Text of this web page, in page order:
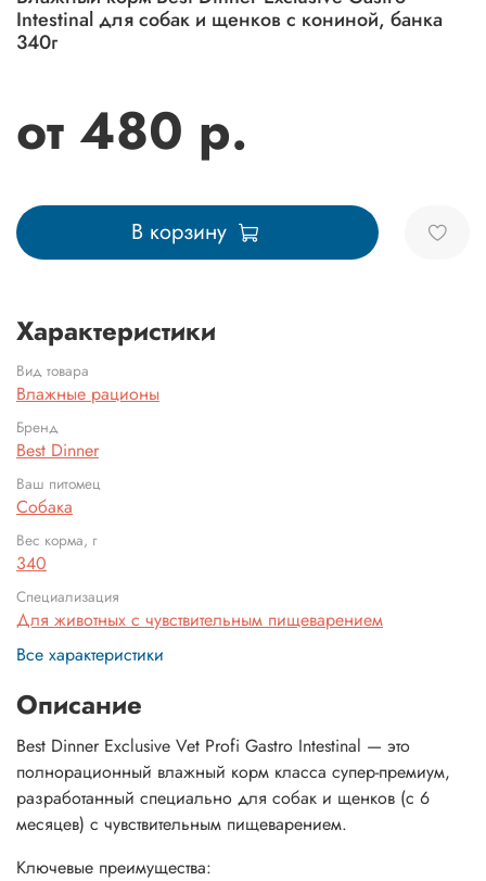
Intestinal для собак и щенков с кониной, банка
340г
от 480 р.
В корзину
Характеристики
Вид товара
Влажные рационы
Бренд
Best Dinner
Ваш питомец
Собака
Вес корма, г
340
Специализация
Для животных с чувствительным пищеварением
Все характеристики
Описание
Best Dinner Exclusive Vet Profi Gastro Intestinal — это
полнорационный влажный корм класса супер-премиум,
разработанный специально для собак и щенков (с 6
месяцев) с чувствительным пищеварением.
Ключевые преимущества: